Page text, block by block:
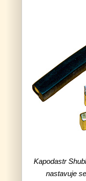
Kapodastr
nastavuje